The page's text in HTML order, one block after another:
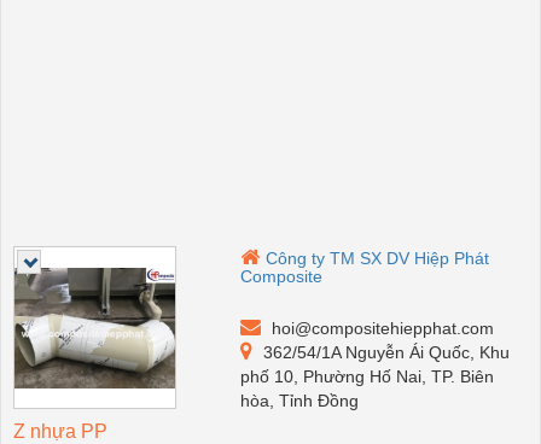
Công ty TM SX DV Hiệp Phát
Composite
hoi@compositehiepphat.com
362/54/1A Nguyễn Ái Quốc, Khu
phố 10, Phường Hố Nai, TP. Biên
hòa, Tỉnh Đồng
Z nhựa PP